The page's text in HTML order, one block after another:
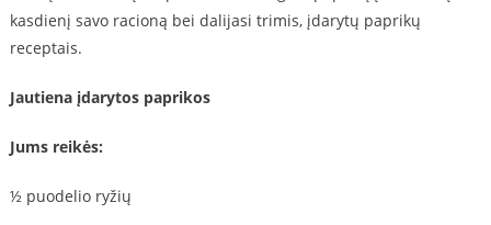
kasdienį savo racioną bei dalijasi trimis, įdarytų paprikų
receptais.
Jautiena įdarytos paprikos
Jums reikės:
½ puodelio ryžių